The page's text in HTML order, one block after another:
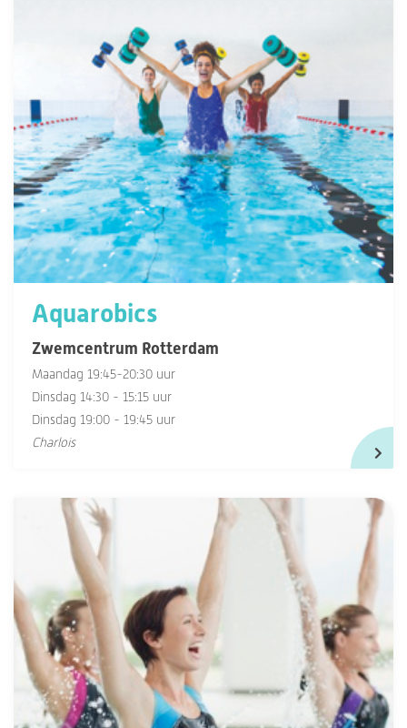
Aquarobics
Zwemcentrum Rotterdam
Maandag 19:45-20:30 uur
Dinsdag 14:30 - 15:15 uur
Dinsdag 19:00 - 19:45 uur
Charlois